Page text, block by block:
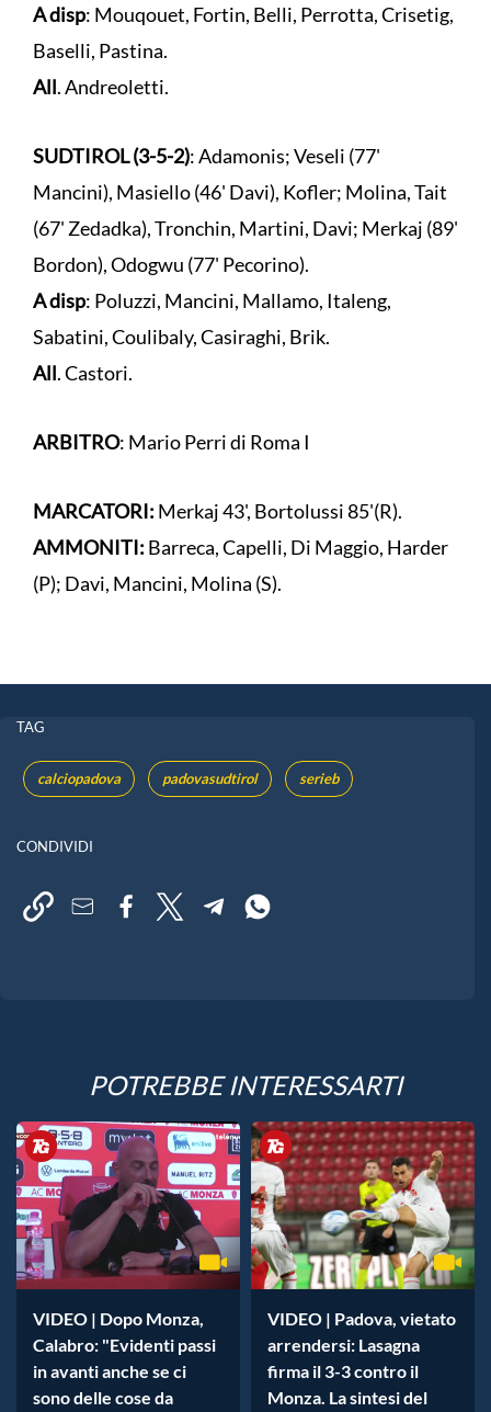
A disp: Mouqouet, Fortin, Belli, Perrotta, Crisetig,
Baselli, Pastina.
All. Andreoletti.
SUDTIROL (3-5-2): Adamonis; Veseli (77'
Mancini), Masiello (46' Davi), Kofler; Molina, Tait
(67' Zedadka), Tronchin, Martini, Davi; Merkaj (89'
Bordon), Odogwu (77' Pecorino).
A disp: Poluzzi, Mancini, Mallamo, Italeng,
Sabatini, Coulibaly, Casiraghi, Brik.
All. Castori.
ARBITRO: Mario Perri di Roma I
MARCATORI: Merkaj 43', Bortolussi 85'(R).
AMMONITI: Barreca, Capelli, Di Maggio, Harder
(P); Davi, Mancini, Molina (S).
TAG
calciopadova padovasudtirol serieb
CONDIVIDI
POTREBBE INTERESSARTI
VIDEO | Dopo Monza,
Calabro: "Evidenti passi
in avanti anche se ci
sono delle cose da
VIDEO | Padova, vietato
arrendersi: Lasagna
firma il 3-3 contro il
Monza. La sintesi del